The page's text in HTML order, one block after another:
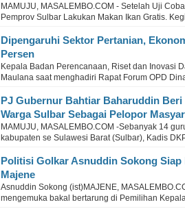
MAMUJU, MASALEMBO.COM - Setelah Uji
Pemprov Sulbar Lakukan Makan Ikan Gratis.
Dipengaruhi Sektor Pertanian,
Persen
Kepala Badan Perencanaan, Riset dan Inovasi
Maulana saat menghadiri Rapat Forum OPD
PJ Gubernur Bahtiar Baharuddin Beri
Warga Sulbar Sebagai Pelopor
MAMUJU, MASALEMBO.COM -Sebanyak 14
kabupaten se Sulawesi Barat (Sulbar), Kadis
Politisi Golkar Asnuddin Sokong
Majene
Asnuddin Sokong (ist)MAJENE,
mengemuka bakal bertarung di Pemilihan